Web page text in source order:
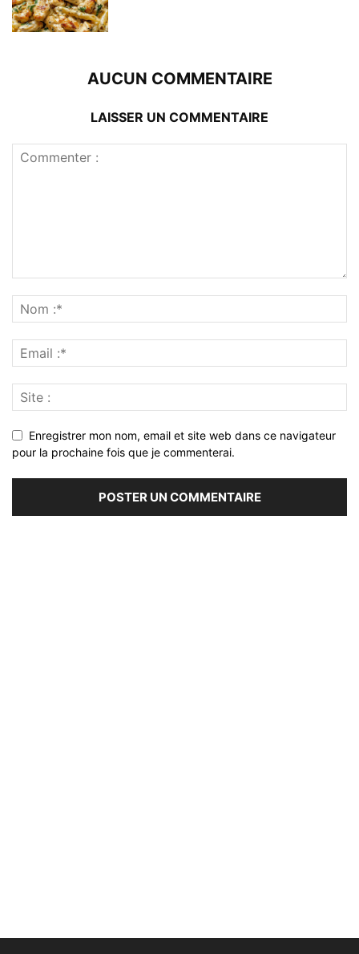
AUCUN COMMENTAIRE
LAISSER UN COMMENTAIRE
Enregistrer mon nom, email et site web dans ce navigateur
pour la prochaine fois que je commenterai.